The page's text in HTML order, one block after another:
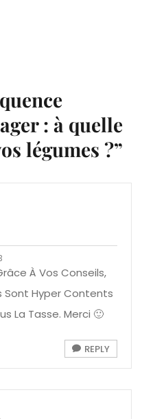
: à quelle
légumes ?”
À Vos Conseils,
Sont Hyper Contents
La Tasse. Merci 🙂
REPLY